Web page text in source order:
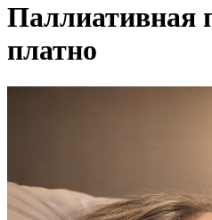
Паллиативная
платно